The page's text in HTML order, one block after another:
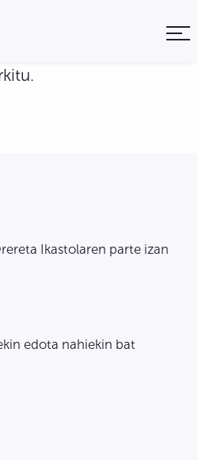
Ikastolaren parte izan
edota nahiekin bat